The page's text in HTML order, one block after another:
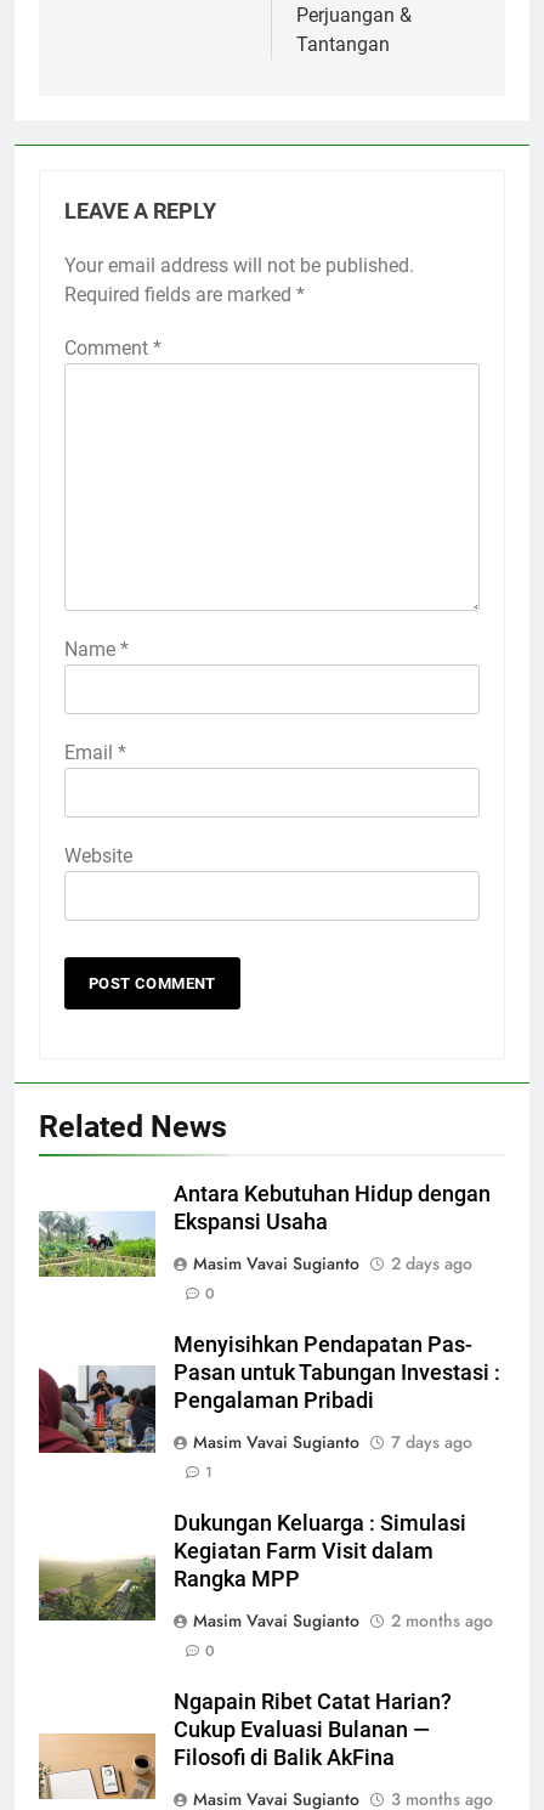
Perjuangan &
Tantangan
LEAVE A REPLY
Your email address will not be published.
Required fields are marked *
Comment *
Name *
Email *
Website
Related News
Antara Kebutuhan Hidup dengan
Ekspansi Usaha
Masim Vavai Sugianto
2 days ago
0
Menyisihkan Pendapatan Pas-
Pasan untuk Tabungan Investasi :
Pengalaman Pribadi
Masim Vavai Sugianto
7 days ago
1
Dukungan Keluarga : Simulasi
Kegiatan Farm Visit dalam
Rangka MPP
Masim Vavai Sugianto
2 months ago
0
Ngapain Ribet Catat Harian?
Cukup Evaluasi Bulanan —
Filosofi di Balik AkFina
Masim Vavai Sugianto
3 months ago